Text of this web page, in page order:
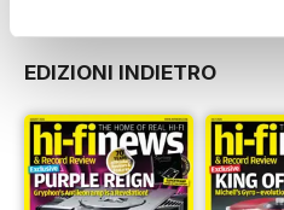
EDIZIONI INDIETRO